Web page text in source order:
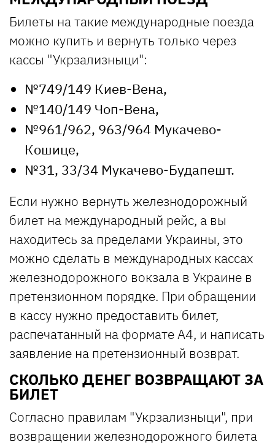
Билеты на такие международные поезда
можно купить и вернуть только через
кассы "Укрзализныци":
№749/149 Киев-Вена,
№140/149 Чоп-Вена,
№961/962, 963/964 Мукачево-
Кошице,
№31, 33/34 Мукачево-Будапешт.
Если нужно вернуть железнодорожный
билет на международный рейс, а вы
находитесь за пределами Украины, это
можно сделать в международных кассах
железнодорожного вокзала в Украине в
претензионном порядке. При обращении
в кассу нужно предоставить билет,
распечатанный на формате А4, и написать
заявление на претензионный возврат.
СКОЛЬКО ДЕНЕГ ВОЗВРАЩАЮТ ЗА
БИЛЕТ
Согласно правилам "Укрзализныци", при
возвращении железнодорожного билета